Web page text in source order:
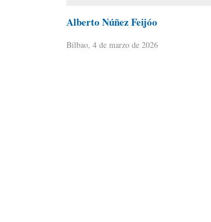
Alberto Núñez Feijóo
Bilbao, 4 de marzo de 2026